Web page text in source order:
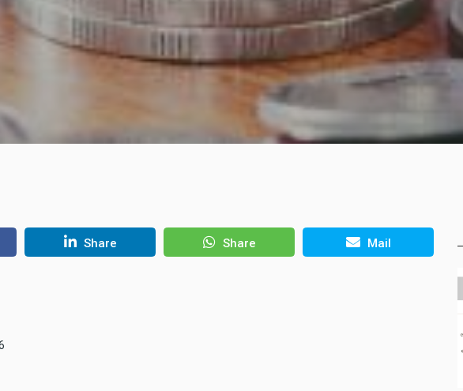
Share Share Mail